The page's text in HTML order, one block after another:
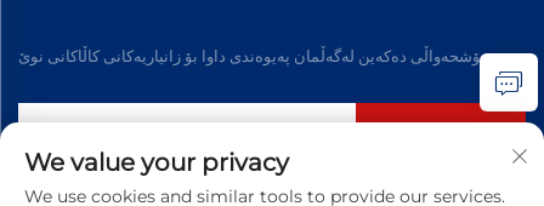
خۆشحەواڵی دەکەین لەگەڵمان پەیوەندی داوا بۆ زانیاریەکانی کاڵاکانی نوێ
We value your privacy
We use cookies and similar tools to provide our services.